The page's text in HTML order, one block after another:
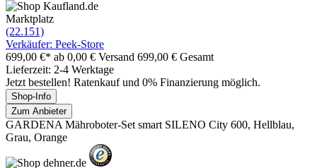
Marktplatz
(22.151)
Verkäufer: Peek-Store
699,00 €* ab 0,00 € Versand 699,00 € Gesamt
Lieferzeit: 2-4 Werktage
Jetzt bestellen! Ratenkauf und 0% Finanzierung möglich.
Shop-Info
Zum Anbieter
GARDENA Mähroboter-Set smart SILENO City 600, Hellblau,
Grau, Orange